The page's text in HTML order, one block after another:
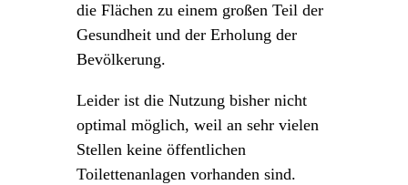
die Flächen zu einem großen Teil der
Gesundheit und der Erholung der
Bevölkerung.
Leider ist die Nutzung bisher nicht
optimal möglich, weil an sehr vielen
Stellen keine öffentlichen
Toilettenanlagen vorhanden sind.